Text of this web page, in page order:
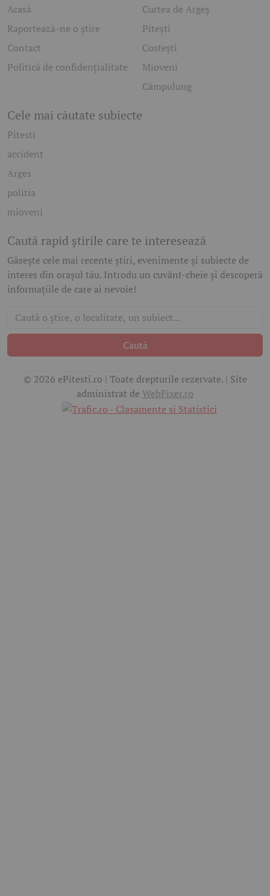
Acasă
Raportează-ne o știre
Contact
Politică de confidențialitate
Curtea de Argeș
Pitești
Costești
Mioveni
Câmpulung
Cele mai căutate subiecte
Pitesti
accident
Arges
politia
mioveni
Caută rapid știrile care te interesează
Găsește cele mai recente știri, evenimente și subiecte de
interes din orașul tău. Introdu un cuvânt-cheie și descoperă
informațiile de care ai nevoie!
Caută
© 2026 ePitesti.ro | Toate drepturile rezervate. | Site
administrat de WebFixer.ro